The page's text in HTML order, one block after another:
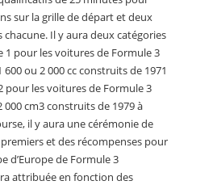
sur la grille de départ et deux
Il y aura deux catégories
1 pour les voitures de Formule 3
ou 2 000 cc construits de 1971
pour les voitures de Formule 3
cm3 construits de 1979 à
il y aura une cérémonie de
et des récompenses pour
d’Europe de Formule 3
attribuée en fonction des